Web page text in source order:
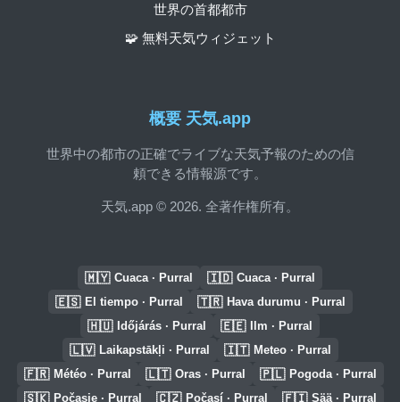
概要 天気.app
世界中の都市の正確でライブな天気予報のための信
頼できる情報源です。
天気.app © 2026. 全著作権所有。
世界の首都都市
🧩 無料天気ウィジェット
🇲🇾 Cuaca · Purral 🇮🇩 Cuaca · Purral
🇪🇸 El tiempo · Purral 🇹🇷 Hava durumu · Purral
🇭🇺 Időjárás · Purral 🇪🇪 Ilm · Purral
🇱🇻 Laikapstākļi · Purral 🇮🇹 Meteo · Purral
🇫🇷 Météo · Purral 🇱🇹 Oras · Purral 🇵🇱 Pogoda · Purral
🇸🇰 Počasie · Purral 🇨🇿 Počasí · Purral 🇫🇮 Sää · Purral